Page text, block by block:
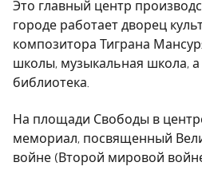
Это главный центр
городе работает дворец
композитора Тиграна
школы, музыкальная школа,
библиотека.
На площади Свободы в
мемориал, посвященный
войне (Второй мировой